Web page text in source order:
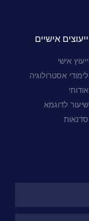
ייעוצים אישיים
ייעוץ אישי
לימודי אסטרולוגיה
אודותי
שיעור לדוגמא
סדנאות